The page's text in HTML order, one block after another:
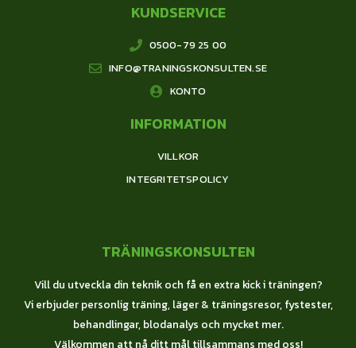
KUNDSERVICE
0500-79 25 00
INFO@TRANINGSKONSULTEN.SE
KONTO
INFORMATION
VILLKOR
INTEGRITETSPOLICY
TRÄNINGSKONSULTEN
Vill du utveckla din teknik och få en extra kick i träningen?
Vi erbjuder personlig träning, läger & träningsresor, fystester,
behandlingar, blodanalys och mycket mer.
Välkommen att nå ditt mål tillsammans med oss!